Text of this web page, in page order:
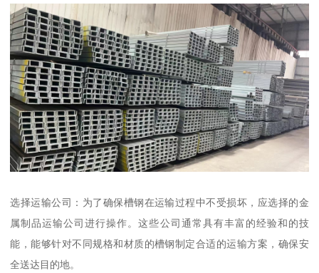
选择运输公司：为了确保槽钢在运输过程中不受损坏，应选择的金
属制品运输公司进行操作。这些公司通常具有丰富的经验和的技
能，能够针对不同规格和材质的槽钢制定合适的运输方案，确保安
全送达目的地。